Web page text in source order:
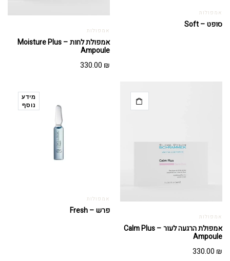
אמפולות
סופט – Soft
אמפולות
אמפולת לחות – Moisture Plus
Ampoule
330.00 ₪
אמפולות
אמפולת הרגעה לעור – Calm Plus
Ampoule
330.00 ₪
מידע
נוסף
אמפולות
פרש – Fresh